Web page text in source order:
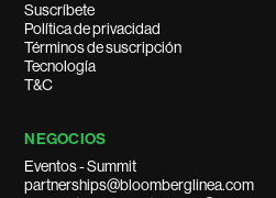
Suscríbete
Política de privacidad
Términos de suscripción
Tecnología
T&C
NEGOCIOS
Eventos - Summit
partnerships@bloomberglinea.com